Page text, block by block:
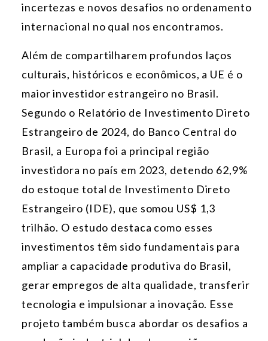
incertezas e novos desafios no ordenamento
internacional no qual nos encontramos.
Além de compartilharem profundos laços
culturais, históricos e econômicos, a UE é o
maior investidor estrangeiro no Brasil.
Segundo o Relatório de Investimento Direto
Estrangeiro de 2024, do Banco Central do
Brasil, a Europa foi a principal região
investidora no país em 2023, detendo 62,9%
do estoque total de Investimento Direto
Estrangeiro (IDE), que somou US$ 1,3
trilhão. O estudo destaca como esses
investimentos têm sido fundamentais para
ampliar a capacidade produtiva do Brasil,
gerar empregos de alta qualidade, transferir
tecnologia e impulsionar a inovação. Esse
projeto também busca abordar os desafios a